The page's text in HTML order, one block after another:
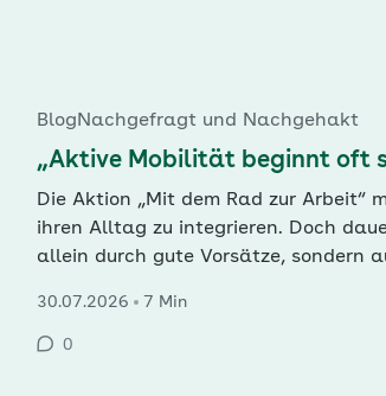
Blog Nachgefragt und Nachgehakt
„Aktive Mobilität beginnt oft
Die Aktion „Mit dem Rad zur Arbeit“
ihren Alltag zu integrieren. Doch
allein durch gute Vorsätze, sondern
Scharfe aus Dresden erklärt, wie die
30.07.2026 7 Min
0